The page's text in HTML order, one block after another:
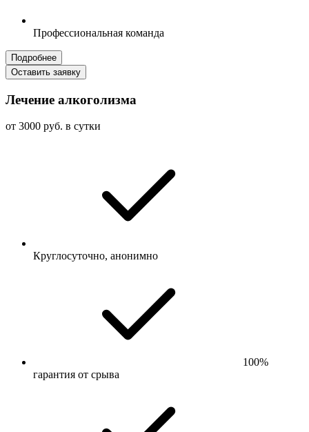
Профессиональная команда
Подробнее
Оставить заявку
Лечение алкоголизма
от 3000 руб. в сутки
Круглосуточно, анонимно
100%
гарантия от срыва